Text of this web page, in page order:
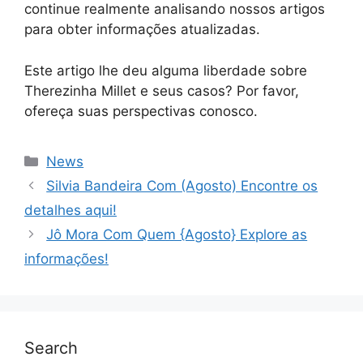
continue realmente analisando nossos artigos
para obter informações atualizadas.
Este artigo lhe deu alguma liberdade sobre
Therezinha Millet e seus casos? Por favor,
ofereça suas perspectivas conosco.
News
Silvia Bandeira Com (Agosto) Encontre os
detalhes aqui!
Jô Mora Com Quem {Agosto} Explore as
informações!
Search